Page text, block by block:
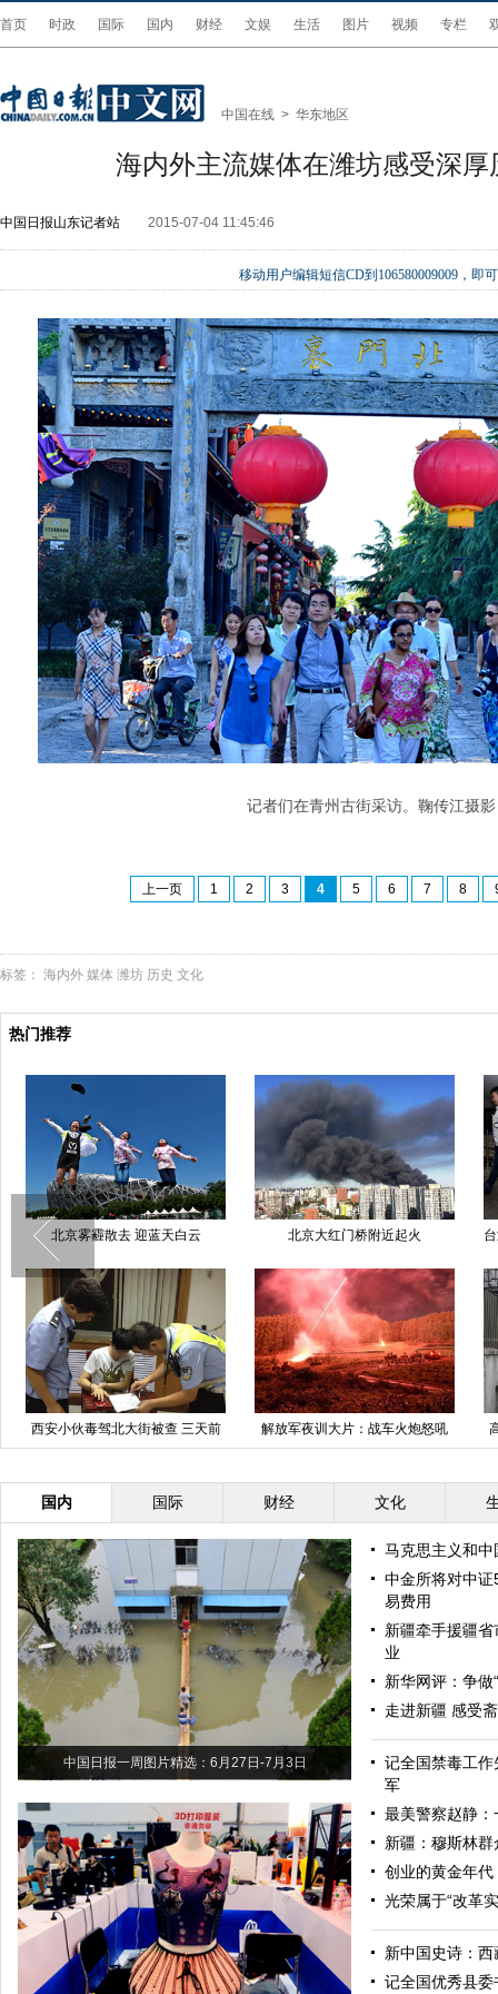
首页 时政 国际 国内 财经 文娱 生活 图片 视频 专栏
中国在线 > 华东地区
海内外主流媒体在潍坊感受深厚
中国日报山东记者站 2015-07-04 11:45:46
移动用户编辑短信CD到106580009009，即
记者们在青州古街采访。鞠传江摄影
上一页 1 2 3 4 5 6 7 8
标签： 海内外 媒体 潍坊 历史 文化
热门推荐
北京雾霾散去 迎蓝天白云 北京大红门桥附近起火
西安小伙毒驾北大街被查 三天前
才染上K粉
解放军夜训大片：战车火炮怒吼
彩光炫目
国内 国际 财经 文化
中国日报一周图片精选：6月27日-7月3日
马克思主义和中
中金所将对中
易费用
新疆牵手援疆
业
新华网评：争做
走进新疆 感受
记全国禁毒工
军
最美警察赵静
新疆：穆斯林群
创业的黄金年代
光荣属于“改革
新中国史诗：
记全国优秀县委